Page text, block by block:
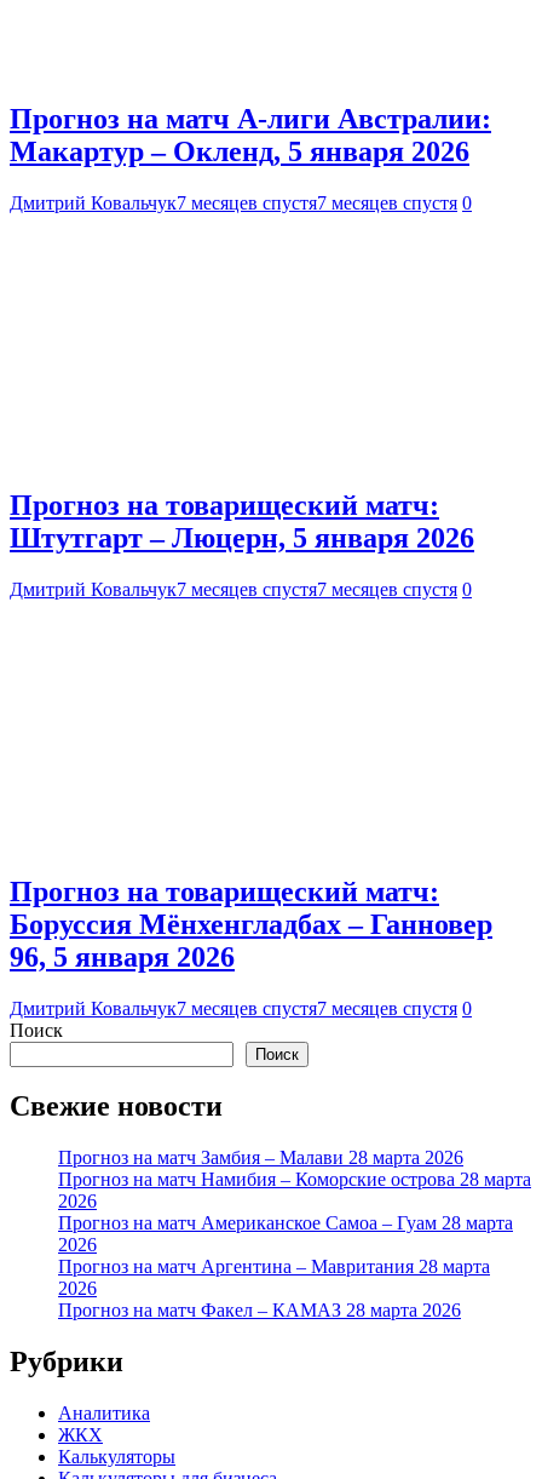
Прогноз на матч А-лиги Австралии:
Макартур – Окленд, 5 января 2026
Дмитрий Ковальчук7 месяцев спустя7 месяцев спустя 0
Прогноз на товарищеский матч:
Штутгарт – Люцерн, 5 января 2026
Дмитрий Ковальчук7 месяцев спустя7 месяцев спустя 0
Прогноз на товарищеский матч:
Боруссия Мёнхенгладбах – Ганновер
96, 5 января 2026
Дмитрий Ковальчук7 месяцев спустя7 месяцев спустя 0
Поиск
Поиск
Свежие новости
Прогноз на матч Замбия – Малави 28 марта 2026
Прогноз на матч Намибия – Коморские острова 28 марта
2026
Прогноз на матч Американское Самоа – Гуам 28 марта
2026
Прогноз на матч Аргентина – Мавритания 28 марта
2026
Прогноз на матч Факел – КАМАЗ 28 марта 2026
Рубрики
Аналитика
ЖКХ
Калькуляторы